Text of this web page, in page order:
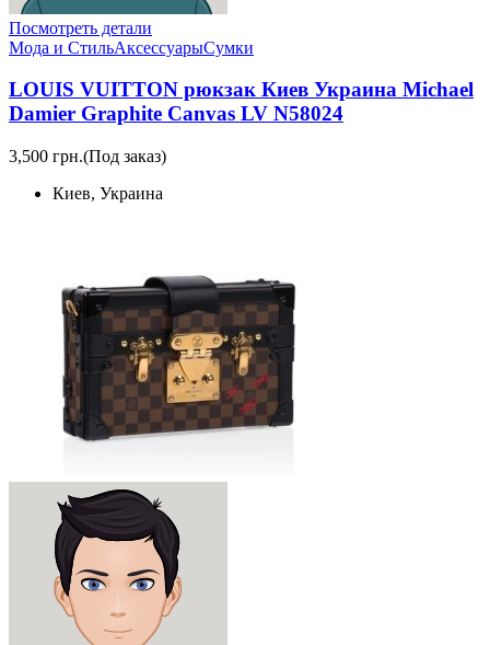
Посмотреть детали
Мода и СтильАксессуарыСумки
LOUIS VUITTON рюкзак Киев Украина Michael
Damier Graphite Canvas LV N58024
3,500 грн.(Под заказ)
Киев, Украина